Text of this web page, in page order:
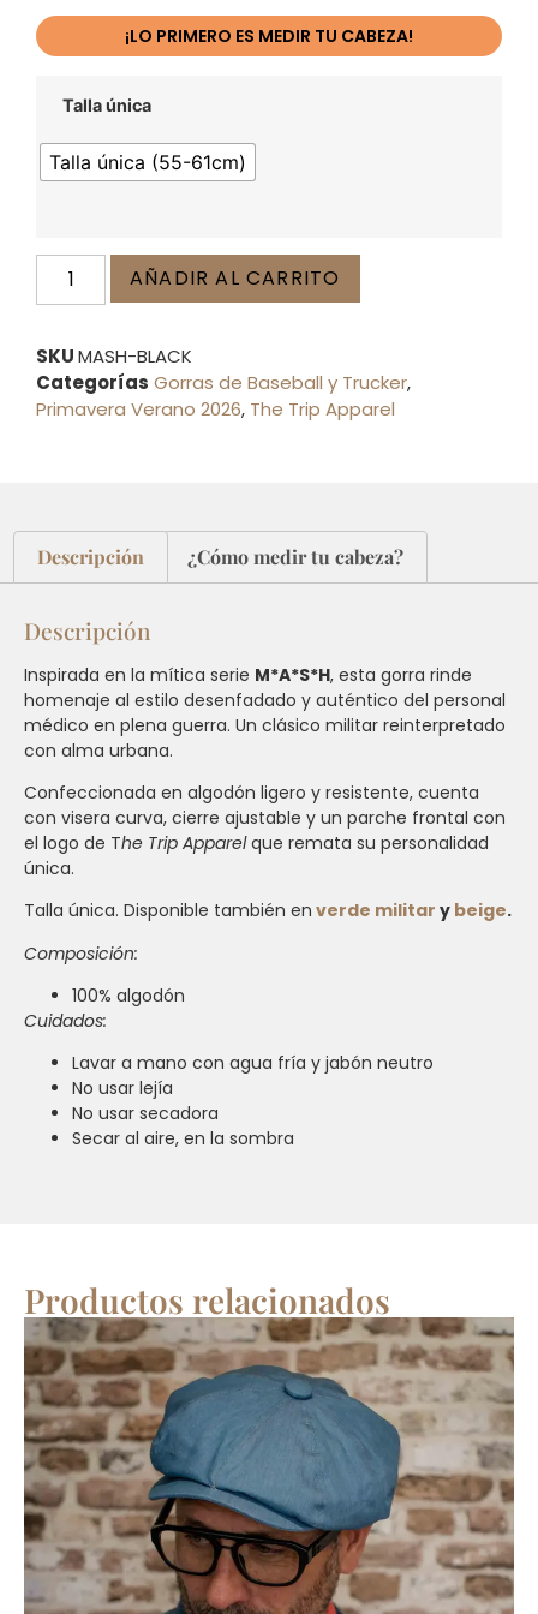
¡LO PRIMERO ES MEDIR TU CABEZA!
Talla única
Talla única (55-61cm)
AÑADIR AL CARRITO
SKUMASH-BLACK
Categorías Gorras de Baseball y Trucker,
Primavera Verano 2026, The Trip Apparel
Descripción ¿Cómo medir tu cabeza?
Descripción
Inspirada en la mítica serie M*A*S*H, esta gorra rinde
homenaje al estilo desenfadado y auténtico del personal
médico en plena guerra. Un clásico militar reinterpretado
con alma urbana.
Confeccionada en algodón ligero y resistente, cuenta
con visera curva, cierre ajustable y un parche frontal con
el logo de The Trip Apparelque remata su personalidad
única.
Talla única. Disponible también en verde militar y beige.
Composición:
100% algodón
Cuidados:
Lavar a mano con agua fría y jabón neutro
No usar lejía
No usar secadora
Secar al aire, en la sombra
Productos relacionados